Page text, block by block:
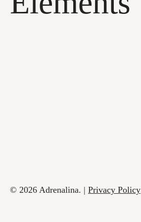
© 2026 Adrenalina. | Privacy Policy